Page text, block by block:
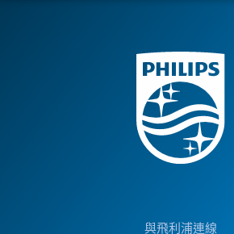
與飛利浦連線